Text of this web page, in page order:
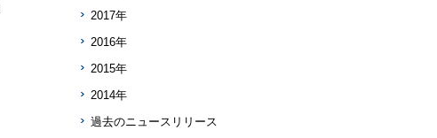
2017年
2016年
2015年
2014年
過去のニュースリリース